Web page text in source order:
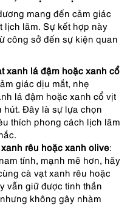
mang đến cảm giác
lịch lãm. Sự kết hợp này
công sở đến sự kiện quan
xanh lá đậm hoặc xanh cổ
giác dịu mắt, nhẹ
lá đậm hoặc xanh cổ vịt
hút. Đây là sự lựa chọn
thích phong cách lịch lãm
rêu hoặc xanh olive:
tính, mạnh mẽ hơn, hãy
cà vạt xanh rêu hoặc
vẫn giữ được tinh thần
không gây nhàm